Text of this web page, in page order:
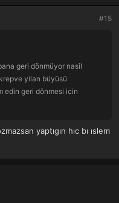
#15
geri dönmüyor nasil
yilan büyüsü
edin geri dönmesi icin
yaptıgın hıc bı ıslem